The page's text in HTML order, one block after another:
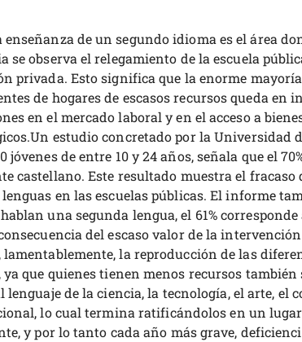
enseñanza de un segundo idioma es el área
se observa el relegamiento de la escuela
privada. Esto significa que la enorme
de hogares de escasos recursos queda en
en el mercado laboral y en el acceso a
estudio concretado por la Universidad
jóvenes de entre 10 y 24 años, señala que el
castellano. Este resultado muestra el fracaso
en las escuelas públicas. El informe
una segunda lengua, el 61%
del escaso valor de la
lamentablemente, la reproducción de las
ya que quienes tienen menos recursos también
lenguaje de la ciencia, la tecnología, el arte, el
lo cual termina ratificándolos en un
y por lo tanto cada año más grave,